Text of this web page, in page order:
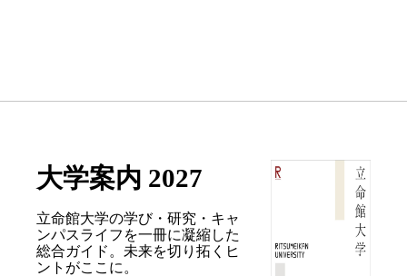
大学案内 2027
立命館大学の学び・研究・キャ
ンパスライフを一冊に凝縮した
総合ガイド。 未来を切り拓くヒ
ントがここに。